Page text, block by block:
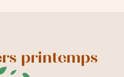
printemps